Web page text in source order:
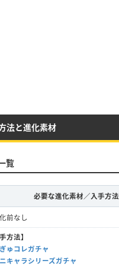
法と進化素材
覧
必要な進化素材／入手方法
前なし
方法】
ゅコレガチャ
キャラシリーズガチャ